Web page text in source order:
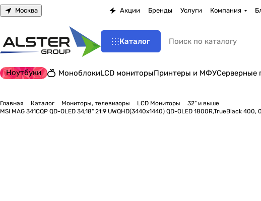
Москва Акции Бренды Услуги Компания
Каталог
Ноутбуки МоноблокиLCD мониторыПринтеры и МФУСерверные
Главная Каталог Мониторы, телевизоры LCD Мониторы
32" и выше
MSI MAG 341CQP QD-OLED 34,18" 21:9 UWQHD(3440x1440) QD-OLED 1800R,TrueBlack